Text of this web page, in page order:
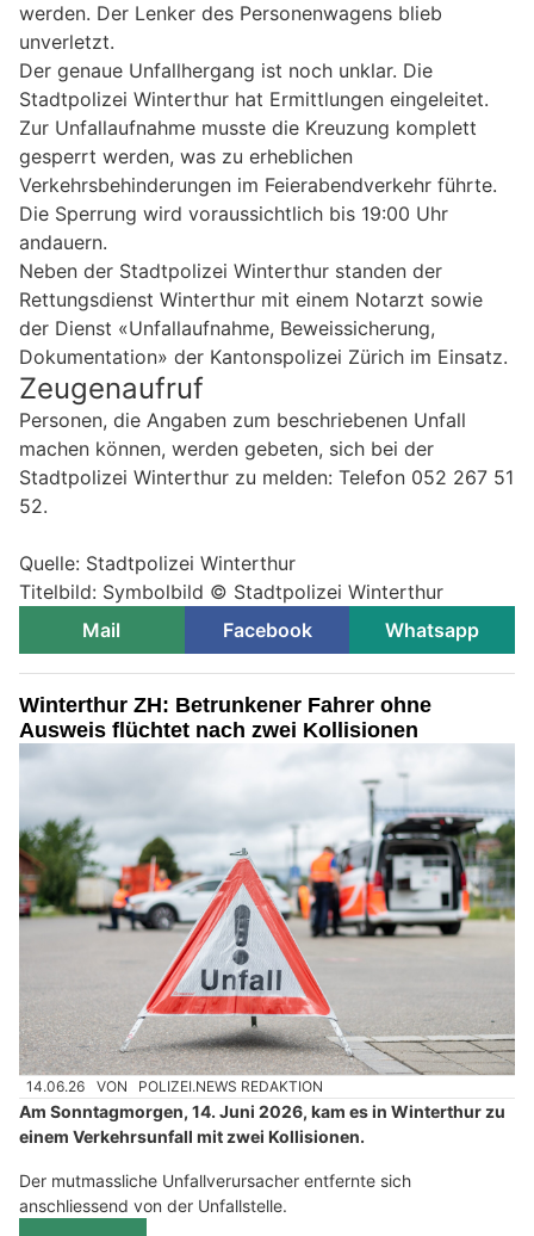
werden. Der Lenker des Personenwagens blieb
unverletzt.
Der genaue Unfallhergang ist noch unklar. Die
Stadtpolizei Winterthur hat Ermittlungen eingeleitet.
Zur Unfallaufnahme musste die Kreuzung komplett
gesperrt werden, was zu erheblichen
Verkehrsbehinderungen im Feierabendverkehr führte.
Die Sperrung wird voraussichtlich bis 19:00 Uhr
andauern.
Neben der Stadtpolizei Winterthur standen der
Rettungsdienst Winterthur mit einem Notarzt sowie
der Dienst «Unfallaufnahme, Beweissicherung,
Dokumentation» der Kantonspolizei Zürich im Einsatz.
Zeugenaufruf
Personen, die Angaben zum beschriebenen Unfall
machen können, werden gebeten, sich bei der
Stadtpolizei Winterthur zu melden: Telefon 052 267 51
52.
Quelle: Stadtpolizei Winterthur
Titelbild: Symbolbild © Stadtpolizei Winterthur
Mail
Facebook Whatsapp
Winterthur ZH: Betrunkener Fahrer ohne
Ausweis flüchtet nach zwei Kollisionen
14.06.26 VON POLIZEI.NEWS REDAKTION
Am Sonntagmorgen, 14. Juni 2026, kam es in Winterthur zu
einem Verkehrsunfall mit zwei Kollisionen.
Der mutmassliche Unfallverursacher entfernte sich
anschliessend von der Unfallstelle.